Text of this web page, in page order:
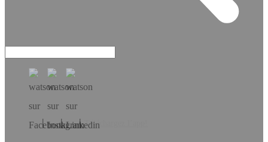
Téléchargez l’app!